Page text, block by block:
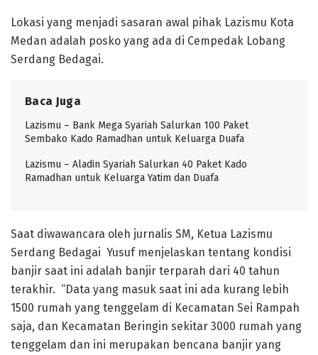
Lokasi yang menjadi sasaran awal pihak Lazismu Kota
Medan adalah posko yang ada di Cempedak Lobang
Serdang Bedagai.
Baca Juga
Lazismu – Bank Mega Syariah Salurkan 100 Paket
Sembako Kado Ramadhan untuk Keluarga Duafa
Lazismu – Aladin Syariah Salurkan 40 Paket Kado
Ramadhan untuk Keluarga Yatim dan Duafa
Saat diwawancara oleh jurnalis SM, Ketua Lazismu
Serdang Bedagai Yusuf menjelaskan tentang kondisi
banjir saat ini adalah banjir terparah dari 40 tahun
terakhir. “Data yang masuk saat ini ada kurang lebih
1500 rumah yang tenggelam di Kecamatan Sei Rampah
saja, dan Kecamatan Beringin sekitar 3000 rumah yang
tenggelam dan ini merupakan bencana banjir yang